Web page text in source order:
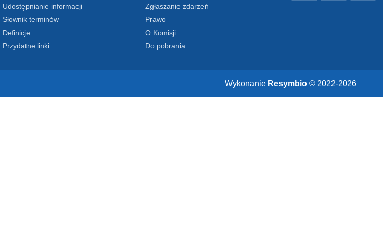
Udostępnianie informacji
Słownik terminów
Definicje
Przydatne linki
Zgłaszanie zdarzeń
Prawo
O Komisji
Do pobrania
Wykonanie Resymbio © 2022-2026